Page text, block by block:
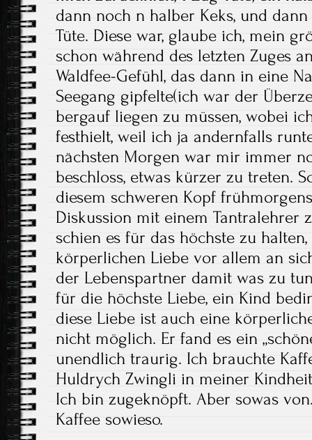
dann noch n halber Keks, und
Tüte. Diese war, glaube ich, mein
schon während des letzten Zuges
Waldfee-Gefühl, das dann in eine
Seegang gipfelte(ich war der
bergauf liegen zu müssen, wobei
festhielt, weil ich ja andernfalls
nächsten Morgen war mir immer
beschloss, etwas kürzer zu treten.
diesem schweren Kopf
Diskussion mit einem Tantralehrer
schien es für das höchste zu
körperlichen Liebe vor allem an
der Lebenspartner damit was zu
für die höchste Liebe, ein Kind
diese Liebe ist auch eine
nicht möglich. Er fand es ein
unendlich traurig. Ich brauchte
Huldrych Zwingli in meiner
Ich bin zugeknöpft. Aber sowas
Kaffee sowieso.